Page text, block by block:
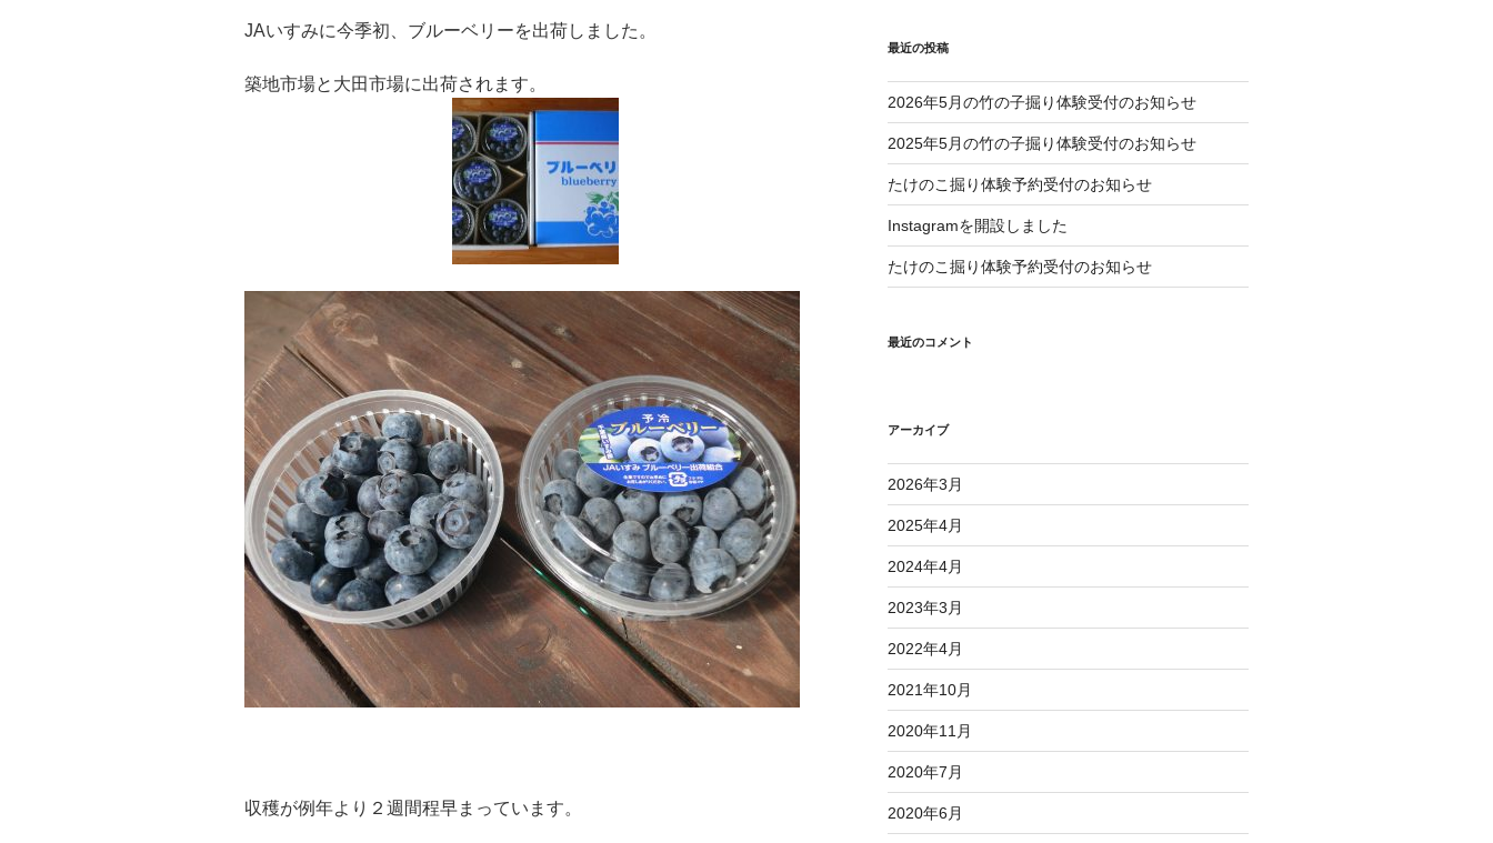
JAいすみに今季初、ブルーベリーを出荷しました。
築地市場と大田市場に出荷されます。
収穫が例年より２週間程早まっています。
最近の投稿
2026年5月の竹の子掘り体験受付のお知らせ
2025年5月の竹の子掘り体験受付のお知らせ
たけのこ掘り体験予約受付のお知らせ
Instagramを開設しました
たけのこ掘り体験予約受付のお知らせ
最近のコメント
アーカイブ
2026年3月
2025年4月
2024年4月
2023年3月
2022年4月
2021年10月
2020年11月
2020年7月
2020年6月